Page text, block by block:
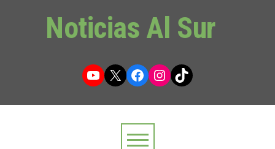
Noticias Al Sur
YouTube
X Facebook
Instagram
TikTok